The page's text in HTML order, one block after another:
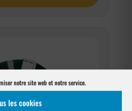
notre site web et notre service.
les cookies